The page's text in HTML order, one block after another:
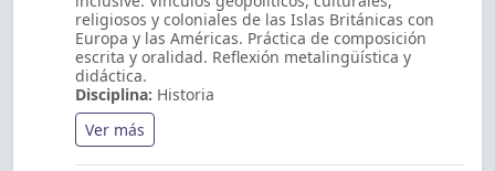
religiosos y coloniales de las Islas Británicas con
Europa y las Américas. Práctica de composición
escrita y oralidad. Reflexión metalingüística y
didáctica.
Disciplina: Historia
Ver más